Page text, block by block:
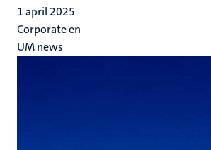
1 april 2025
Corporate en
UM news